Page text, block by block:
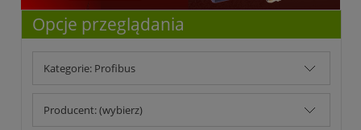
Opcje przeglądania
Kategorie: Profibus
Producent: (wybierz)